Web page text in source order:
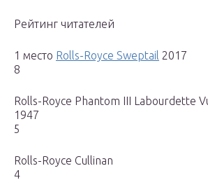
Рейтинг читателей
1 место Rolls-Royce Sweptail 2017
8
Rolls-Royce Phantom III Labourdette
1947
5
Rolls-Royce Cullinan
4